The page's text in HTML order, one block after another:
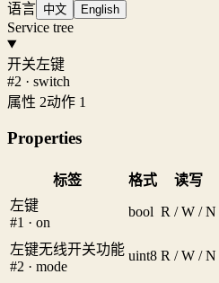
语言 中文 English
Service tree
开关左键
#2 · switch
属性 2动作 1
Properties
标签 格式 读写
左键
#1 · on
bool R / W / N
左键无线开关功能
#2 · mode
uint8 R / W / N